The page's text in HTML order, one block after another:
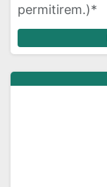
permitirem.)*